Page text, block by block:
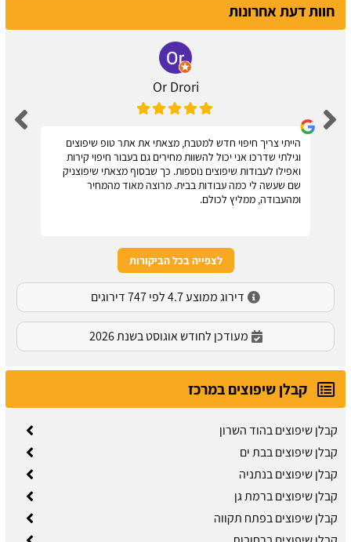
חוות דעת אחרונות
Or Drori
הייתי צריך חיפוי חדש למטבח, מצאתי את אתר טופ שיפוצים
וגילתי שדרכו אני יכול להשוות מחירים גם בעבור חיפוי קירות
ואפילו לעבודות שיפוצים נוספות. כך שבסוף מצאתי שיפוצניק
שם שעשה לי כמה עבודות בבית. מרוצה מאוד מהמחיר
ומהעבודה, ממליץ לכולם.
לצפייה בכל הביקורות
דירוג ממוצע 4.7 לפי 747 דירוגים
מעודכן לחודש אוגוסט בשנת 2026
קבלן שיפוצים במרכז
קבלן שיפוצים בהוד השרון
קבלן שיפוצים בבת ים
קבלן שיפוצים בנתניה
קבלן שיפוצים ברמת גן
קבלן שיפוצים בפתח תקווה